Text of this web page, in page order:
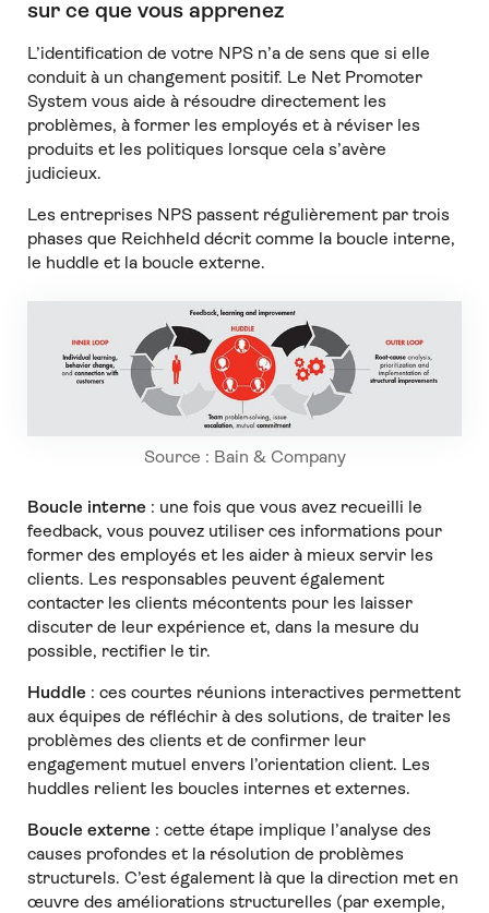
sur ce que vous apprenez
L’identification de votre NPS n’a de sens que si elle
conduit à un changement positif. Le Net Promoter
System vous aide à résoudre directement les
problèmes, à former les employés et à réviser les
produits et les politiques lorsque cela s’avère
judicieux.
Les entreprises NPS passent régulièrement par trois
phases que Reichheld décrit comme la boucle interne,
le huddle et la boucle externe.
Source : Bain & Company
Boucle interne : une fois que vous avez recueilli le
feedback, vous pouvez utiliser ces informations pour
former des employés et les aider à mieux servir les
clients. Les responsables peuvent également
contacter les clients mécontents pour les laisser
discuter de leur expérience et, dans la mesure du
possible, rectifier le tir.
Huddle : ces courtes réunions interactives permettent
aux équipes de réfléchir à des solutions, de traiter les
problèmes des clients et de confirmer leur
engagement mutuel envers l’orientation client. Les
huddles relient les boucles internes et externes.
Boucle externe : cette étape implique l’analyse des
causes profondes et la résolution de problèmes
structurels. C’est également là que la direction met en
œuvre des améliorations structurelles (par exemple,